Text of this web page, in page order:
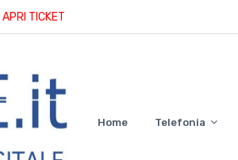
APRI TICKET
Home Telefonia